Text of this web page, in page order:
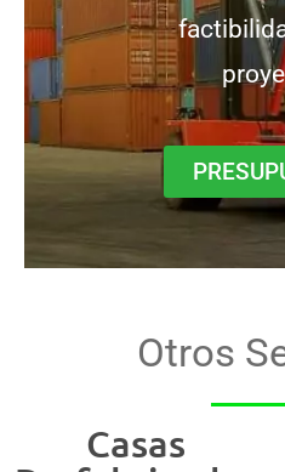
Otros
Casas